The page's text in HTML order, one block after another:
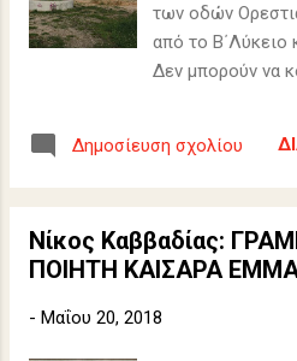
των οδών
από το Β΄Λύκειο
Δεν μπορούν να
Δημοσίευση σχολίου
Νίκος Καββαδίας:
ΠΟΙΗΤΗ ΚΑΙΣΑΡΑ
- Μαΐου 20, 2018